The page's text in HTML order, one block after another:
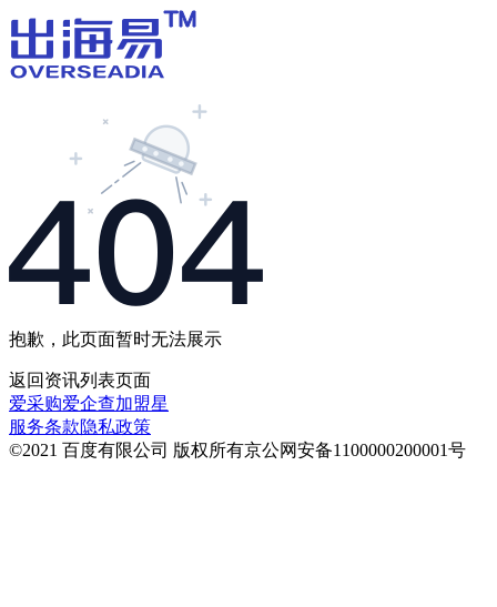
抱歉，此页面暂时无法展示
返回 资讯列表页面
爱采购爱企查加盟星
服务条款隐私政策
©2021 百度有限公司 版权所有京公网安备1100000200001号